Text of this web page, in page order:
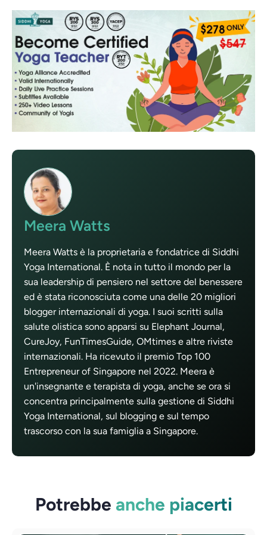
Meera Watts
Meera Watts è la proprietaria e fondatrice di Siddhi
Yoga International. È nota in tutto il mondo per la
sua leadership di pensiero nel settore del benessere
ed è stata riconosciuta come una delle 20 migliori
blogger internazionali di yoga. I suoi scritti sulla
salute olistica sono apparsi su Elephant Journal,
CureJoy, FunTimesGuide, OMtimes e altre riviste
internazionali. Ha ricevuto il premio Top 100
Entrepreneur of Singapore nel 2022. Meera è
un'insegnante e terapista di yoga, anche se ora si
concentra principalmente sulla gestione di Siddhi
Yoga International, sul blogging e sul tempo
trascorso con la sua famiglia a Singapore.
Potrebbe anche piacerti